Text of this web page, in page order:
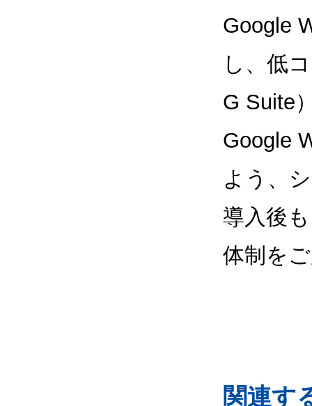
Google
し、低
G Suite
Google
よう、
導入後
体制を
関連す